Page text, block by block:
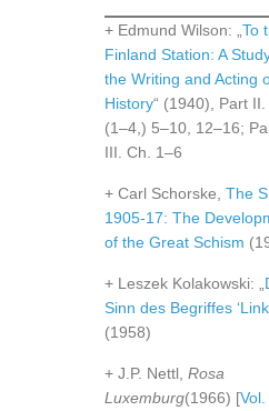
+ Edmund Wilson: „ To
Finland Station: A
the Writing and Acting
History“ (1940), Part II.
(1–4,) 5–10, 12–16;
III. Ch. 1–6
+ Carl Schorske, The
1905-17: The
of the Great Schism
+ Leszek Kolakowski: „
Sinn des Begriffes
(1958)
+ J.P. Nettl, Rosa
Luxemburg(1966) [Vol.